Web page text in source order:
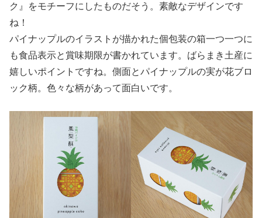
ク』をモチーフにしたものだそう。素敵なデザインです
ね！
パイナップルのイラストが描かれた個包装の箱一つ一つに
も食品表示と賞味期限が書かれています。ばらまき土産に
嬉しいポイントですね。側面とパイナップルの実が花ブロ
ック柄。色々な柄があって面白いです。